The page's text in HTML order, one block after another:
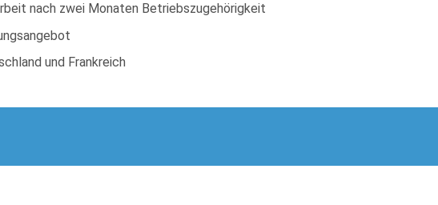
nach zwei Monaten Betriebszugehörigkeit
und Frankreich